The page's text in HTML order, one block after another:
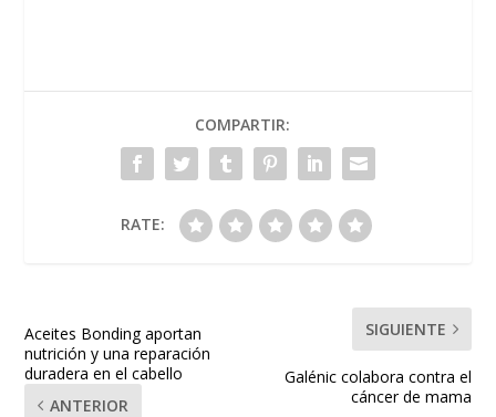
COMPARTIR:
RATE:
Aceites Bonding aportan
nutrición y una reparación
duradera en el cabello
ANTERIOR
SIGUIENTE
Galénic colabora contra el
cáncer de mama